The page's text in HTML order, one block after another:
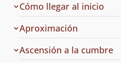
Cómo llegar al inicio
la
Aproximación
Ascensión a la cumbre